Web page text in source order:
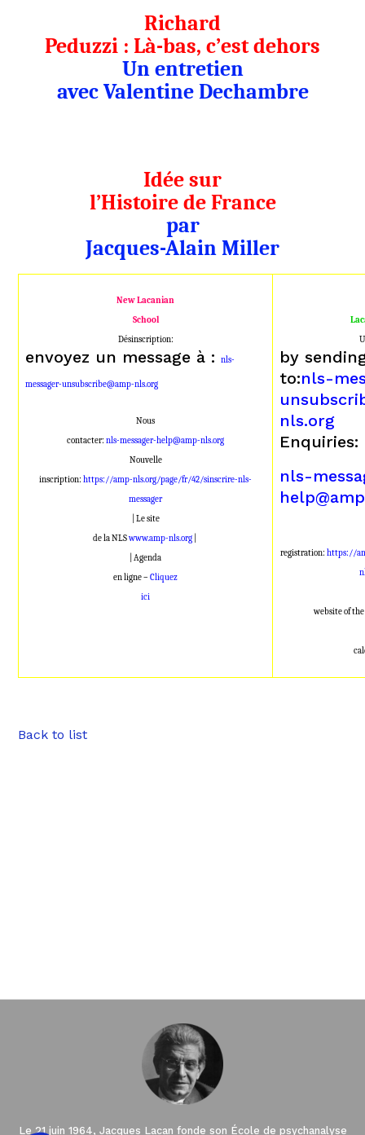
Richard
Peduzzi : Là-bas, c’est dehors
Un entretien
avec Valentine Dechambre
Idée sur
l’Histoire de France
par
Jacques-Alain Miller
New Lacanian
School
Désinscription:
envoyez un message à : nls-
messager-unsubscribe@amp-nls.org
Nous
contacter:nls-messager-help@amp-nls.org
Nouvelle
inscription:https://amp-nls.org/page/fr/42/sinscrire-nls-
messager
| Le site
de la NLSwww.amp-nls.org
| Agenda
en ligne –Cliquez
ici
by
to:nls-
nls.org
Enquiries:
nls-
registration:https://
website of
Back to list
Le 21 juin 1964, Jacques Lacan fonde son École de psychanalyse